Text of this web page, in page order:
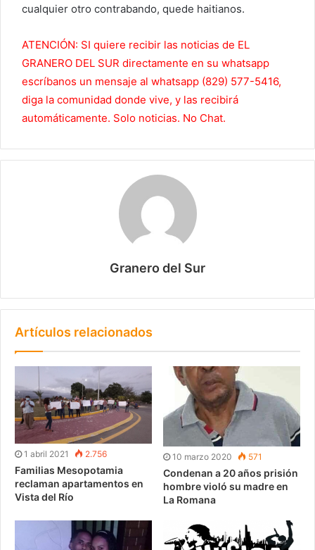
cualquier otro contrabando, quede haitianos.
ATENCIÓN: SI quiere recibir las noticias de EL
GRANERO DEL SUR directamente en su whatsapp
escríbanos un mensaje al whatsapp (829) 577-5416,
diga la comunidad donde vive, y las recibirá
automáticamente. Solo noticias. No Chat.
Granero del Sur
Artículos relacionados
1 abril 2021 2.756
Familias Mesopotamia
reclaman apartamentos en
Vista del Río
10 marzo 2020 571
Condenan a 20 años prisión
hombre violó su madre en
La Romana